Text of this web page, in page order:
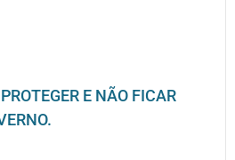
E NÃO FICAR